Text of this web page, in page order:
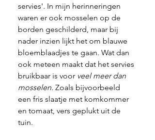
servies'. In mijn herinneringen
waren er ook mosselen op de
borden geschilderd, maar bij
nader inzien lijkt het om blauwe
bloemblaadjes te gaan. Wat dan
ook meteen maakt dat het servies
bruikbaar is voor veel meer dan
mosselen. Zoals bijvoorbeeld
een fris slaatje met komkommer
en tomaat, vers geplukt uit de
tuin.